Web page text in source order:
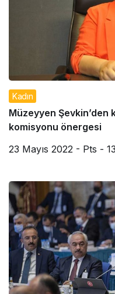
Kadın
Müzeyyen Şevkin’den
komisyonu önergesi
23 Mayıs 2022 - Pts -